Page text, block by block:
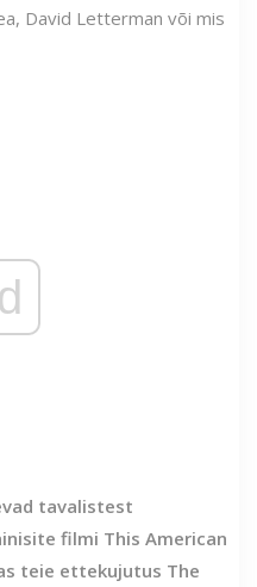
David Letterman või mis
tavalistest
filmi This American
teie ettekujutus The